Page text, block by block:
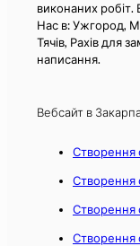
виконаних
Нас в: Ужгород,
Тячів, Рахів для
написання.
Вебсайт в
Створення
Створення
Створення
Створення